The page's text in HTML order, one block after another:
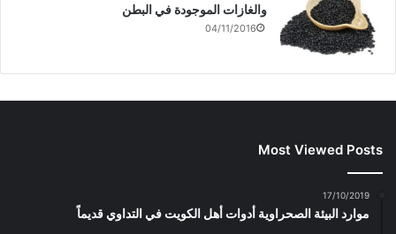
والغازات الموجودة في البطن
04/11/2016
Most Viewed Posts
17/10/2019
موارد البيئة الصحراوية أدوات أهل الكويت في التداوي قديماً